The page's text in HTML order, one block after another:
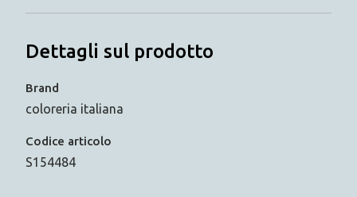
Dettagli sul prodotto
Brand
coloreria italiana
Codice articolo
S154484